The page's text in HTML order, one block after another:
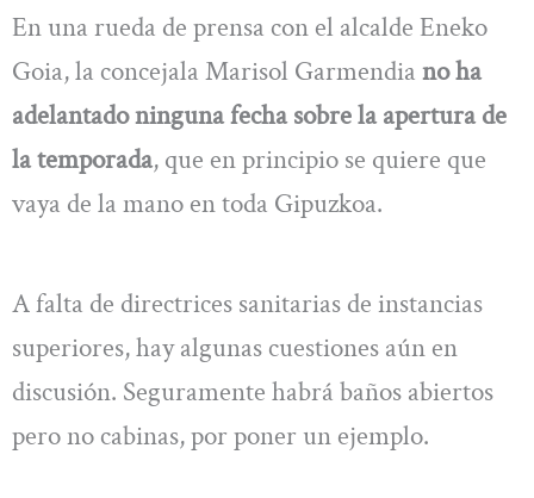
En una rueda de prensa con el alcalde Eneko
Goia, la concejala Marisol Garmendia no ha
adelantado ninguna fecha sobre la apertura de
la temporada, que en principio se quiere que
vaya de la mano en toda Gipuzkoa.
A falta de directrices sanitarias de instancias
superiores, hay algunas cuestiones aún en
discusión. Seguramente habrá baños abiertos
pero no cabinas, por poner un ejemplo.